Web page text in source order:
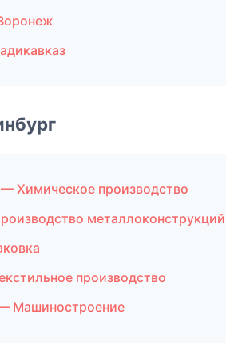
Химическое производство
металлоконструкций
производство
Машиностроение